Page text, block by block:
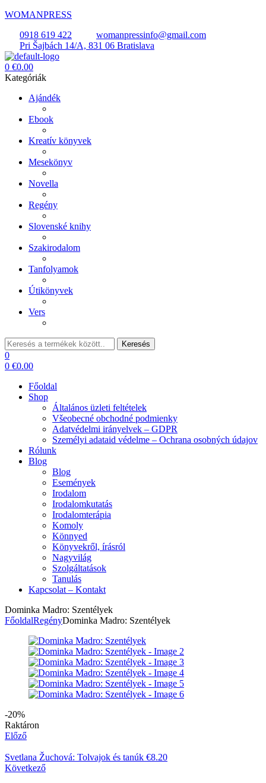
WOMANPRESS
0918 619 422
womanpressinfo@gmail.com
Pri Šajbách 14/A, 831 06 Bratislava
Menü
0 €0.00
Kategóriák
Ajándék
Ebook
Kreatív könyvek
Mesekönyv
Novella
Regény
Slovenské knihy
Szakirodalom
Tanfolyamok
Útikönyvek
Vers
Keresés: Keresés
0
0 €0.00
Főoldal
Shop
Általános üzleti feltételek
Všeobecné obchodné podmienky
Adatvédelmi irányelvek – GDPR
Személyi adataid védelme – Ochrana osobných údajov
Rólunk
Blog
Blog
Események
Irodalom
Irodalomkutatás
Irodalomterápia
Komoly
Könnyed
Könyvekről, írásról
Nagyvilág
Szolgáltatások
Tanulás
Kapcsolat – Kontakt
Dominka Madro: Szentélyek
FőoldalRegényDominka Madro: Szentélyek
-20%
Elérhetőség:
Raktáron
Előző
Svetlana Žuchová: Tolvajok és tanúk €8.20
Következő